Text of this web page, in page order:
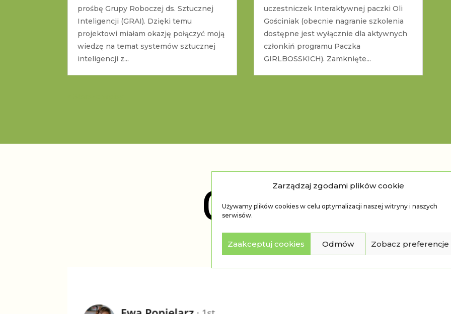
Zarządzaj zgodami plików cookie
Używamy plików cookies w celu optymalizacji naszej witryny i naszych
serwisów.
Zaakceptuj cookies Odmów Zobacz preferencje
prośbę Grupy Roboczej ds. Sztucznej
Inteligencji (GRAI). Dzięki temu
projektowi miałam okazję połączyć moją
wiedzę na temat systemów sztucznej
inteligencji z...
uczestniczek Interaktywnej paczki Oli
Gościniak (obecnie nagranie szkolenia
dostępne jest wyłącznie dla aktywnych
członkiń programu Paczka
GIRLBOSSKICH). Zamknięte...
Opinie o